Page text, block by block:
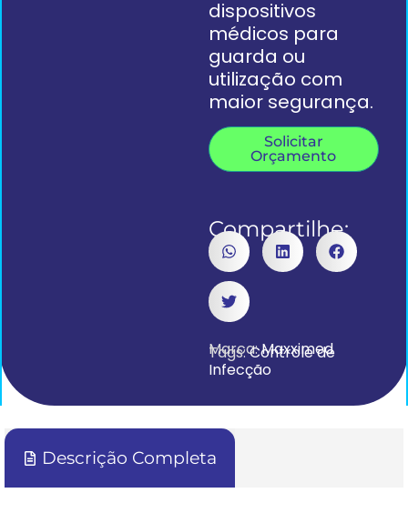
dispositivos
médicos para
guarda ou
utilização com
maior segurança.
Solicitar
Orçamento
Compartilhe:
Marca:Maxximed
Tags:Controle de
Infecção
Descrição Completa